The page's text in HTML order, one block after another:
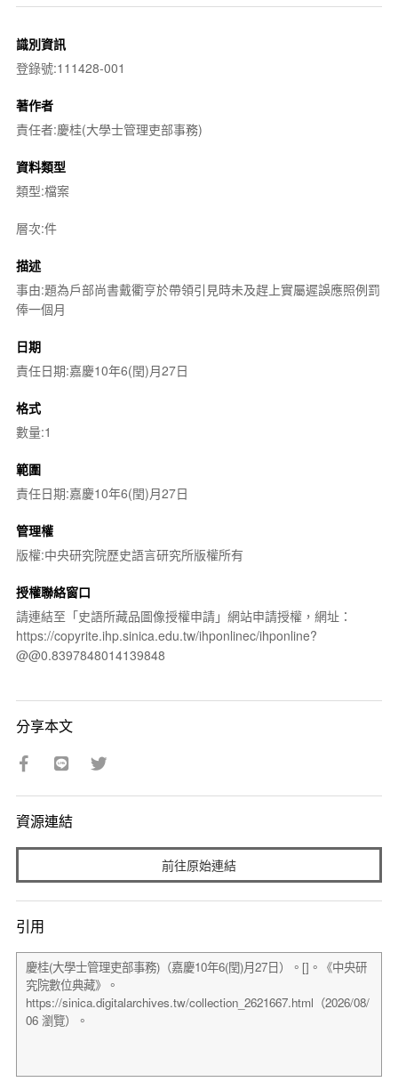
識別資訊
登錄號:111428-001
著作者
責任者:慶桂(大學士管理吏部事務)
資料類型
類型:檔案
層次:件
描述
事由:題為戶部尚書戴衢亨於帶領引見時未及趕上實屬遲誤應照例罰
俸一個月
日期
責任日期:嘉慶10年6(閏)月27日
格式
數量:1
範圍
責任日期:嘉慶10年6(閏)月27日
管理權
版權:中央研究院歷史語言研究所版權所有
授權聯絡窗口
請連結至「史語所藏品圖像授權申請」網站申請授權，網址：
https://copyrite.ihp.sinica.edu.tw/ihponlinec/ihponline?
@@0.8397848014139848
分享本文
資源連結
前往原始連結
引用